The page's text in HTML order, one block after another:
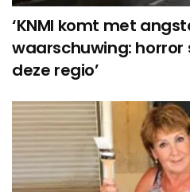
‘KNMI komt met
waarschuwing:
deze regio’